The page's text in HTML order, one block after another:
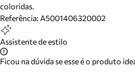
coloridas.
Referência: A5001406320002
Assistente de estilo
Ficou na dúvida se esse é o produto